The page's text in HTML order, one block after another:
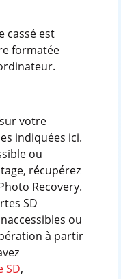
cassé est
formatée
votre
indiquées ici.
ou
récupérez
Recovery.
SD
ou
à partir
SD,